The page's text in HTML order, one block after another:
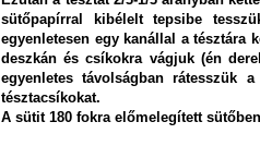
sütőpapírral kibélelt tepsibe
egyenletesen egy kanállal a tésztára
deszkán és csíkokra vágjuk (én
egyenletes távolságban rátesszük
tésztacsíkokat.
A sütit 180 fokra előmelegített